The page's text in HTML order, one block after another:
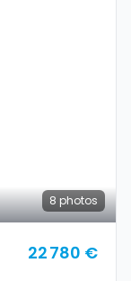
8 photos
22 780 €